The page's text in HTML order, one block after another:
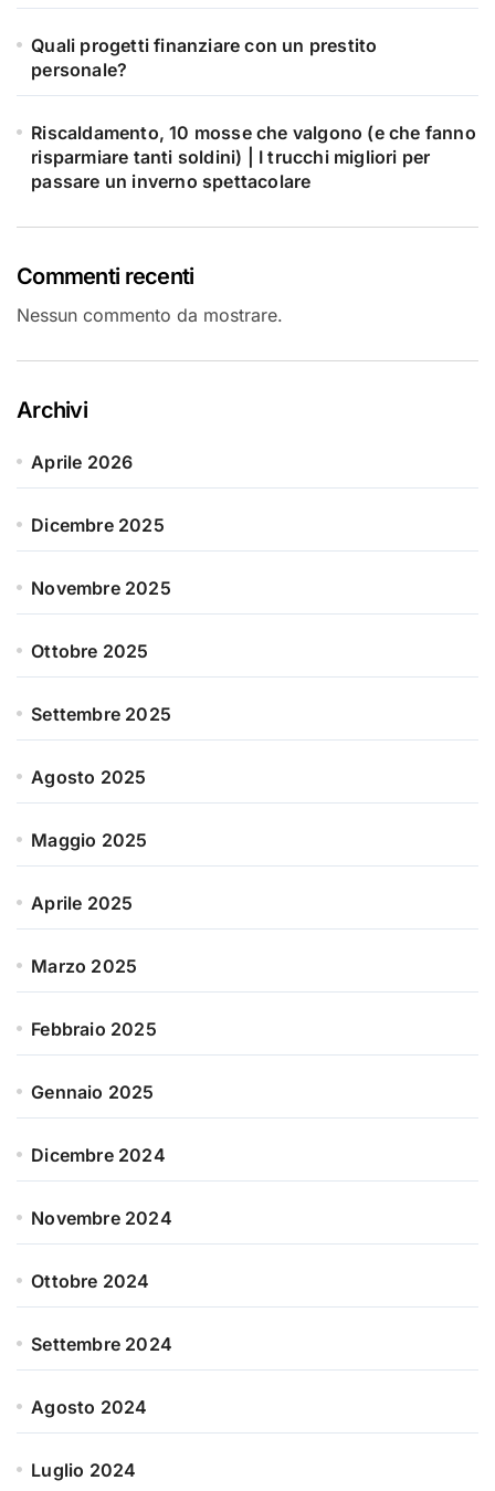
Quali progetti finanziare con un prestito
personale?
Riscaldamento, 10 mosse che valgono (e che fanno
risparmiare tanti soldini) | I trucchi migliori per
passare un inverno spettacolare
Commenti recenti
Nessun commento da mostrare.
Archivi
Aprile 2026
Dicembre 2025
Novembre 2025
Ottobre 2025
Settembre 2025
Agosto 2025
Maggio 2025
Aprile 2025
Marzo 2025
Febbraio 2025
Gennaio 2025
Dicembre 2024
Novembre 2024
Ottobre 2024
Settembre 2024
Agosto 2024
Luglio 2024